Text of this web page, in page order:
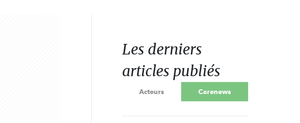
Les derniers
articles publiés
Acteurs Carenews